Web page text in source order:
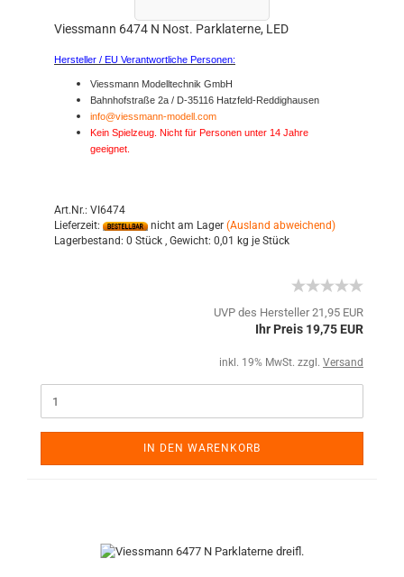
Viessmann 6474 N Nost. Parklaterne, LED
Hersteller / EU Verantwortliche Personen:
Viessmann Modelltechnik GmbH
Bahnhofstraße 2a / D-35116 Hatzfeld-Reddighausen
info@viessmann-modell.com
Kein Spielzeug. Nicht für Personen unter 14 Jahre
geeignet.
Art.Nr.: VI6474
Lieferzeit:
nicht am Lager (Ausland abweichend)
Lagerbestand: 0 Stück , Gewicht: 0,01 kg je Stück
UVP des Hersteller 21,95 EUR
Ihr Preis 19,75 EUR
inkl. 19% MwSt. zzgl. Versand
IN DEN WARENKORB